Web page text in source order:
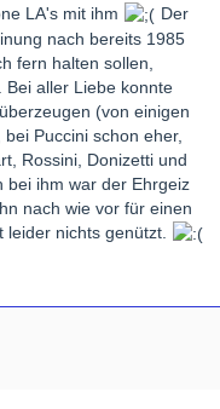
LA's mit ihm
Der
nach bereits 1985
fern halten sollen,
aller Liebe konnte
(von einigen
Puccini schon eher,
Rossini, Donizetti und
bei ihm war der Ehrgeiz
nach wie vor für einen
nichts genützt.